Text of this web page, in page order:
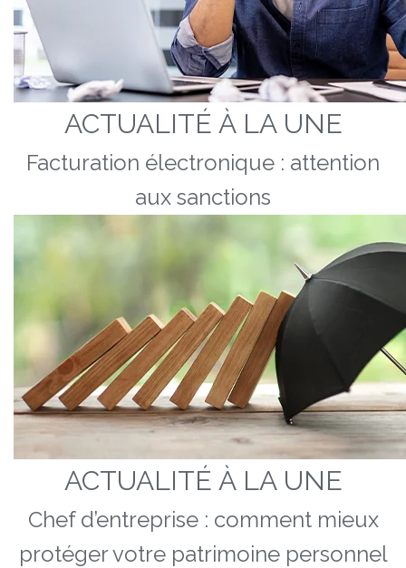
ACTUALITÉ À LA UNE
Facturation électronique : attention
aux sanctions
ACTUALITÉ À LA UNE
Chef d’entreprise : comment mieux
protéger votre patrimoine personnel